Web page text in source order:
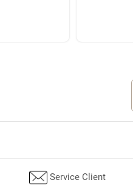
Service Client